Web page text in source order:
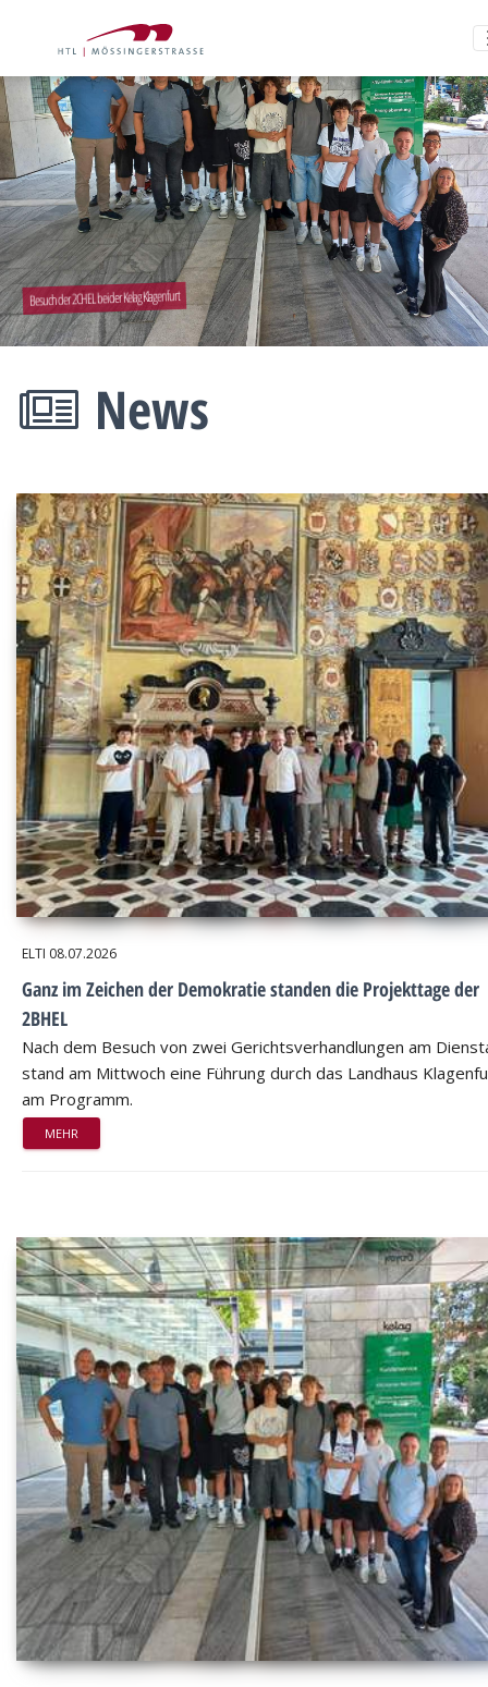
Besuch der 2CHEL bei der Kelag Klagenfurt
News
ELTI 08.07.2026
Ganz im Zeichen der Demokratie standen die Projekttage der
2BHEL
Nach dem Besuch von zwei Gerichtsverhandlungen am
stand am Mittwoch eine Führung durch das Landhaus
am Programm.
MEHR